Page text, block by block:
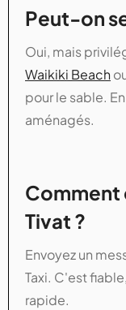
Peut-on
Oui, mais
Waikiki Beach
pour le sable.
aménagés.
Comment
Tivat ?
Envoyez un
Taxi. C'est
rapide.